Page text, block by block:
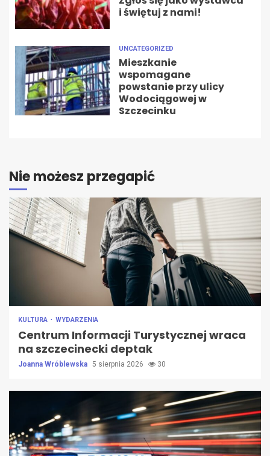
i świętuj z nami!
UNCATEGORIZED
Mieszkanie
wspomagane
powstanie przy ulicy
Wodociągowej w
Szczecinku
Nie możesz przegapić
KULTURA WYDARZENIA
Centrum Informacji Turystycznej wraca
na szczecinecki deptak
Joanna Wróblewska 5 sierpnia 2026 30